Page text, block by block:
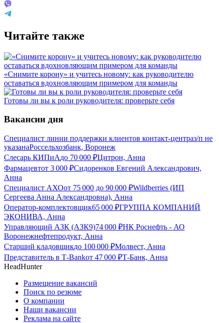
Читайте также
«Снимите корону» и учитесь новому: как руководителю
оставаться вдохновляющим примером для команды
Готовы ли вы к роли руководителя: проверьте себя
Вакансии дня
Специалист линии поддержки клиентов контакт-центраз/п не
указанаРоссельхозбанк, Воронеж
Слесарь КИПиАдо 70 000 ₽Цитрон, Анна
Фармацевтот 3 000 ₽Сидоренков Евгений Александрович,
Анна
Специалист АХОот 75 000 до 90 000 ₽Wildberries (ИП
Сергеева Анна Александровна), Анна
Оператор-комплектовщик65 000 ₽ГРУППА КОМПАНИЙ
ЭКОНИВА, Анна
Управляющий АЗК (АЗК9)74 000 ₽НК Роснефть - АО
Воронежнефтепродукт, Анна
Старший кладовщикдо 100 000 ₽Молвест, Анна
Представитель в Т-Bankот 47 000 ₽Т-Банк, Анна
HeadHunter
Размещение вакансий
Поиск по резюме
О компании
Наши вакансии
Реклама на сайте